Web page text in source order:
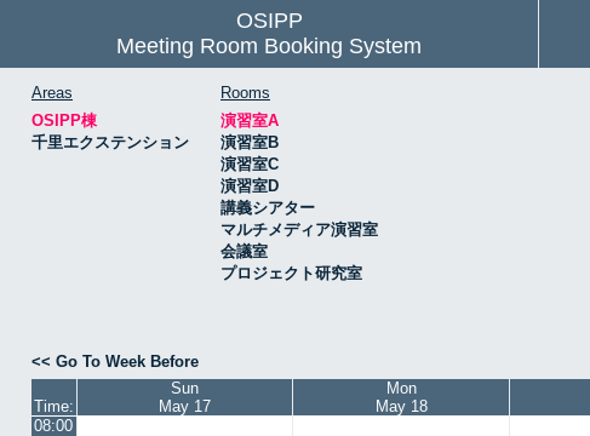
OSIPP
Meeting Room Booking System
Areas
OSIPP棟
千里エクステンション
Rooms
演習室A
演習室B
演習室C
演習室D
講義シアター
マルチメディア演習室
会議室
プロジェクト研究室
<< Go To Week Before
Time:
Sun
May 17
Mon
May 18
08:00